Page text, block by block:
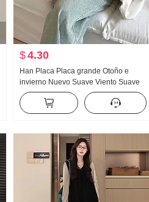
$4.30
Han Placa Placa grande Otoño e
invierno Nuevo Suave Viento Suave
Glutinoso Cómodo tejido de punto
Cárdigan Versátil Holgado Estilo Top